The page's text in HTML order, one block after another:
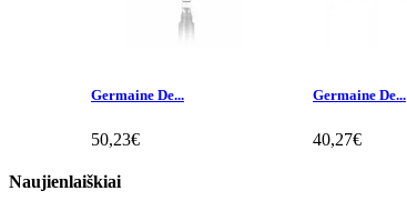
Germaine De...
50,23€
Germaine De...
40,27€